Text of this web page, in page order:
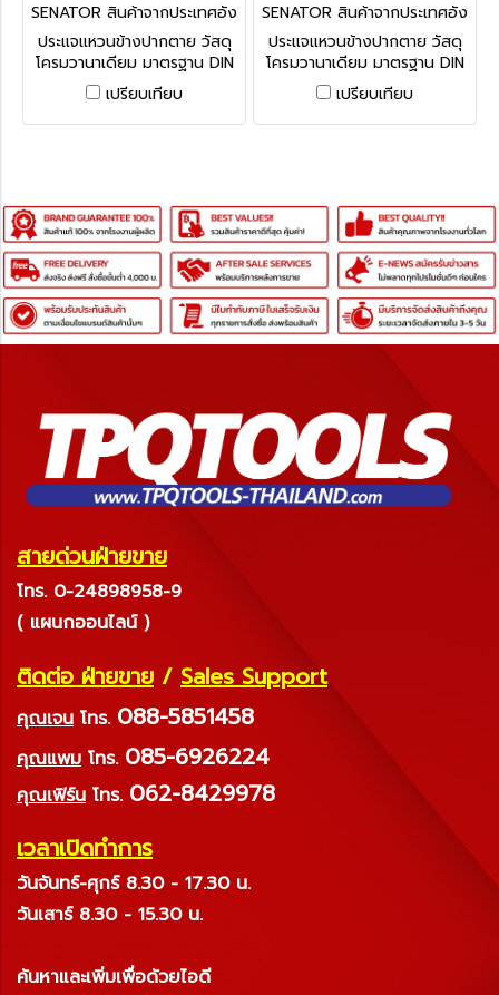
SENATOR สินค้าจากประเทศอัง
กฤษ SEN-582-4200K
ประแจแหวนข้างปากตาย วัสดุ
โครมวานาเดียม มาตรฐาน DIN
3113 มีขนาดให้เลือกตั้งแต่ 16-
30 มม. Senator Chrome
Vanadium Combination
เปรียบเทียบ
SENATOR สินค้าจากประเทศอัง
กฤษ SEN-582-4100K
ประแจแหวนข้างปากตาย วัสดุ
โครมวานาเดียม มาตรฐาน DIN
3113 มีขนาดให้เลือกตั้งแต่ 6-15
มม. Senator Chrome
Vanadium Combination
เปรียบเทียบ
สายด่วนฝ่ายขาย
โทร. 0-24898958-9
( แผนกออนไลน์ )
ติดต่อ ฝ่ายขาย / Sales Support
คุณเจน โทร. 088-5851458
คุณแพม โทร. 085-6926224
คุณเฟิร์น โทร. 062-8429978
เวลาเปิดทำการ
วันจันทร์-ศุกร์ 8.30 - 17.30 น.
วันเสาร์ 8.30 - 15.30 น.
ค้นหาและเพิ่มเพื่อด้วยไอดี